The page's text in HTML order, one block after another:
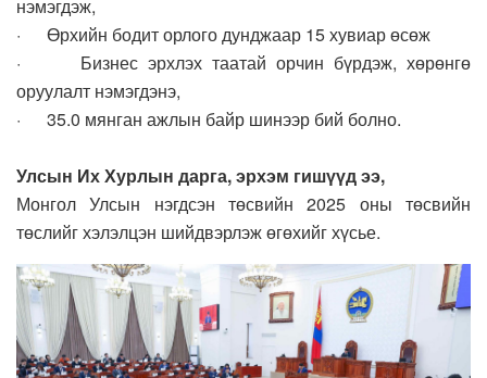
нэмэгдэж,
· Өрхийн бодит орлого дунджаар 15 хувиар өсөж
· Бизнес эрхлэх таатай орчин бүрдэж, хөрөнгө
оруулалт нэмэгдэнэ,
· 35.0 мянган ажлын байр шинээр бий болно.
Улсын Их Хурлын дарга, эрхэм гишүүд ээ,
Монгол Улсын нэгдсэн төсвийн 2025 оны төсвийн
төслийг хэлэлцэн шийдвэрлэж өгөхийг хүсье.